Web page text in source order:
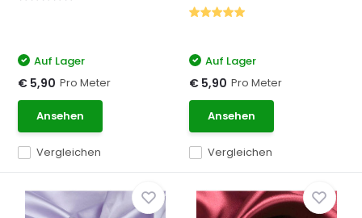
Vergleichen
Auf Lager
€ 5,90 Pro Meter
Ansehen
Vergleichen
Auf Lager
€ 5,90 Pro Meter
Ansehen